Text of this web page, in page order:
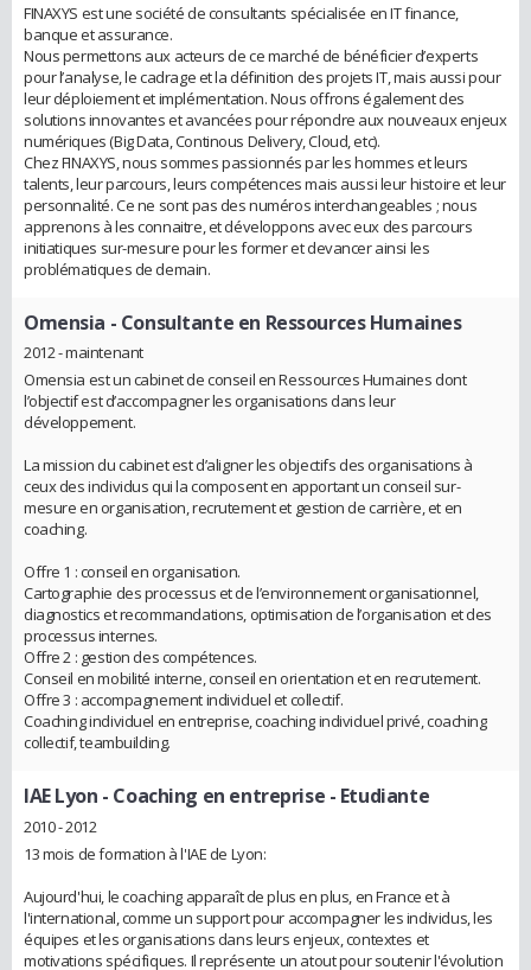
FINAXYS est une société de consultants spécialisée en IT finance,
banque et assurance.
Nous permettons aux acteurs de ce marché de bénéficier d’experts
pour l’analyse, le cadrage et la définition des projets IT, mais aussi pour
leur déploiement et implémentation. Nous offrons également des
solutions innovantes et avancées pour répondre aux nouveaux enjeux
numériques (Big Data, Continous Delivery, Cloud, etc).
Chez FINAXYS, nous sommes passionnés par les hommes et leurs
talents, leur parcours, leurs compétences mais aussi leur histoire et leur
personnalité. Ce ne sont pas des numéros interchangeables ; nous
apprenons à les connaitre, et développons avec eux des parcours
initiatiques sur-mesure pour les former et devancer ainsi les
problématiques de demain.
Omensia - Consultante en Ressources Humaines
2012 - maintenant
Omensia est un cabinet de conseil en Ressources Humaines dont
l’objectif est d’accompagner les organisations dans leur
développement.
La mission du cabinet est d’aligner les objectifs des organisations à
ceux des individus qui la composent en apportant un conseil sur-
mesure en organisation, recrutement et gestion de carrière, et en
coaching.
Offre 1 : conseil en organisation.
Cartographie des processus et de l’environnement organisationnel,
diagnostics et recommandations, optimisation de l’organisation et des
processus internes.
Offre 2 : gestion des compétences.
Conseil en mobilité interne, conseil en orientation et en recrutement.
Offre 3 : accompagnement individuel et collectif.
Coaching individuel en entreprise, coaching individuel privé, coaching
collectif, teambuilding.
IAE Lyon - Coaching en entreprise - Etudiante
2010 - 2012
13 mois de formation à l'IAE de Lyon:
Aujourd'hui, le coaching apparaît de plus en plus, en France et à
l'international, comme un support pour accompagner les individus, les
équipes et les organisations dans leurs enjeux, contextes et
motivations spécifiques. Il représente un atout pour soutenir l'évolution